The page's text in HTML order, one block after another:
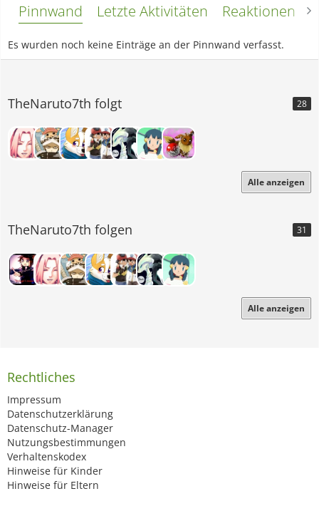
Pinnwand Letzte Aktivitäten Reaktionen
Es wurden noch keine Einträge an der Pinnwand verfasst.
TheNaruto7th folgt 28
Alle anzeigen
TheNaruto7th folgen 31
Alle anzeigen
Rechtliches
Impressum
Datenschutzerklärung
Datenschutz-Manager
Nutzungsbestimmungen
Verhaltenskodex
Hinweise für Kinder
Hinweise für Eltern